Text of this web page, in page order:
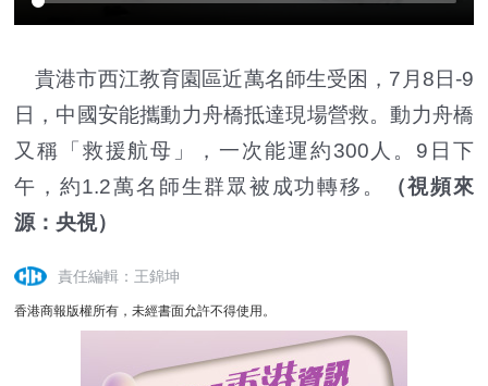
貴港市西江教育園區近萬名師生受困，7月8日-9
日，中國安能攜動力舟橋抵達現場營救。動力舟橋
又稱「救援航母」，一次能運約300人。9日下
午，約1.2萬名師生群眾被成功轉移。
（視頻來
源：央視）
責任編輯：王錦坤
香港商報版權所有，未經書面允許不得使用。